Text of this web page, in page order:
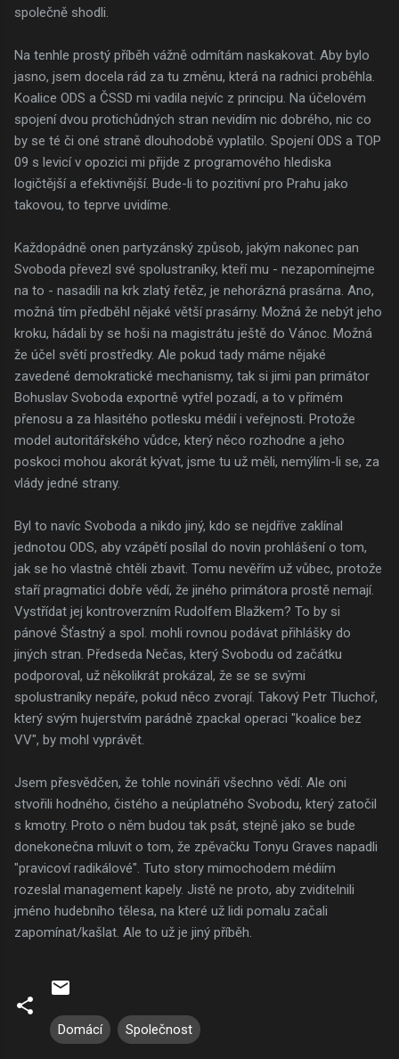
společně shodli.
Na tenhle prostý příběh vážně odmítám naskakovat. Aby bylo
jasno, jsem docela rád za tu změnu, která na radnici proběhla.
Koalice ODS a ČSSD mi vadila nejvíc z principu. Na účelovém
spojení dvou protichůdných stran nevidím nic dobrého, nic co
by se té či oné straně dlouhodobě vyplatilo. Spojení ODS a TOP
09 s levicí v opozici mi přijde z programového hlediska
logičtější a efektivnější. Bude-li to pozitivní pro Prahu jako
takovou, to teprve uvidíme.
Každopádně onen partyzánský způsob, jakým nakonec pan
Svoboda převezl své spolustraníky, kteří mu - nezapomínejme
na to - nasadili na krk zlatý řetěz, je nehorázná prasárna. Ano,
možná tím předběhl nějaké větší prasárny. Možná že nebýt jeho
kroku, hádali by se hoši na magistrátu ještě do Vánoc. Možná
že účel světí prostředky. Ale pokud tady máme nějaké
zavedené demokratické mechanismy, tak si jimi pan primátor
Bohuslav Svoboda exportně vytřel pozadí, a to v přímém
přenosu a za hlasitého potlesku médií i veřejnosti. Protože
model autoritářského vůdce, který něco rozhodne a jeho
poskoci mohou akorát kývat, jsme tu už měli, nemýlím-li se, za
vlády jedné strany.
Byl to navíc Svoboda a nikdo jiný, kdo se nejdříve zaklínal
jednotou ODS, aby vzápětí posílal do novin prohlášení o tom,
jak se ho vlastně chtěli zbavit. Tomu nevěřím už vůbec, protože
staří pragmatici dobře vědí, že jiného primátora prostě nemají.
Vystřídat jej kontroverzním Rudolfem Blažkem? To by si
pánové Šťastný a spol. mohli rovnou podávat přihlášky do
jiných stran. Předseda Nečas, který Svobodu od začátku
podporoval, už několikrát prokázal, že se se svými
spolustraníky nepáře, pokud něco zvorají. Takový Petr Tluchoř,
který svým hujerstvím parádně zpackal operaci "koalice bez
VV", by mohl vyprávět.
Jsem přesvědčen, že tohle novináři všechno vědí. Ale oni
stvořili hodného, čistého a neúplatného Svobodu, který zatočil
s kmotry. Proto o něm budou tak psát, stejně jako se bude
donekonečna mluvit o tom, že zpěvačku Tonyu Graves napadli
"pravicoví radikálové". Tuto story mimochodem médiím
rozeslal management kapely. Jistě ne proto, aby zviditelnili
jméno hudebního tělesa, na které už lidi pomalu začali
zapomínat/kašlat. Ale to už je jiný příběh.
Domácí Společnost